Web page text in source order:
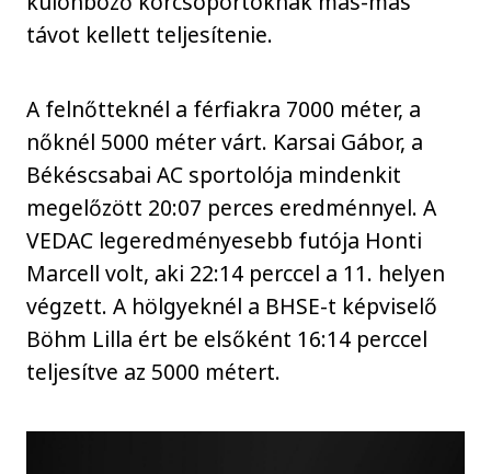
távot kellett teljesítenie.
A felnőtteknél a férfiakra 7000 méter, a
nőknél 5000 méter várt. Karsai Gábor, a
Békéscsabai AC sportolója mindenkit
megelőzött 20:07 perces eredménnyel. A
VEDAC legeredményesebb futója Honti
Marcell volt, aki 22:14 perccel a 11. helyen
végzett. A hölgyeknél a BHSE-t képviselő
Böhm Lilla ért be elsőként 16:14 perccel
teljesítve az 5000 métert.